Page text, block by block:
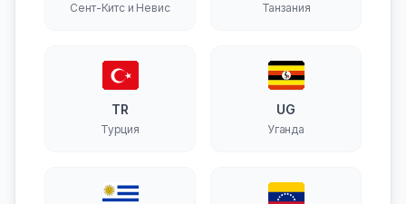
Сент-Китс и Невис Танзания
TR
Турция
UG
Уганда